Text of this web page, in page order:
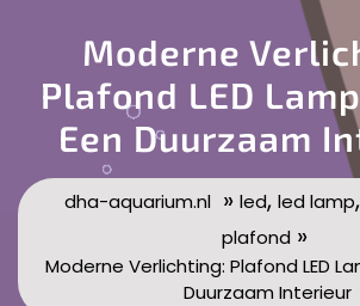
Moderne
Plafond LED
Een Duurzaam
dha-aquarium.nl» led, led lamp,
plafond »
Moderne Verlichting: Plafond LED
Duurzaam Interieur